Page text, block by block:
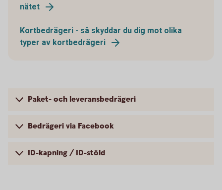
nätet
Kortbedrägeri - så skyddar du dig mot olika
typer av kortbedrägeri
Paket- och leveransbedrägeri
Bedrägeri via Facebook
ID-kapning / ID-stöld